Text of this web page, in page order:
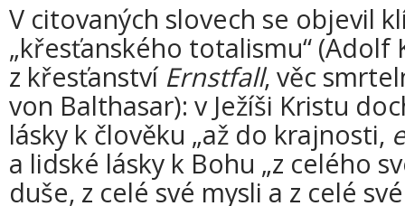
V citovaných slovech se objevil
„křesťanského totalismu“ (Adolf
z křesťanství Ernstfall, věc
von Balthasar): v Ježíši Kristu
lásky k člověku „až do krajnosti,
a lidské lásky k Bohu „z celého
duše, z celé své mysli a z celé